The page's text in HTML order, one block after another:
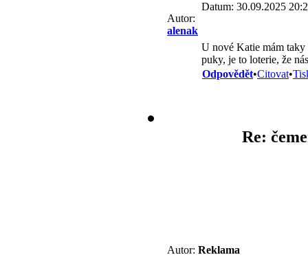
Autor:
alenak
Datum: 30.09.2025
U nové Katie mám taky
puky, je to loterie, že
Odpovědět•Citovat•
Autor: Reklama
Re: